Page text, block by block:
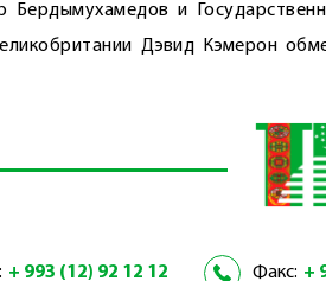
Бердымухамедов и
Дэвид Кэмерон
+ 993 (12) 92 12 12 Факс: +